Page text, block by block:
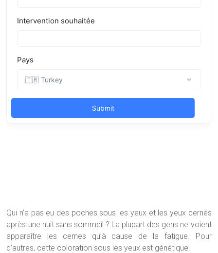
Qui n’a pas eu des poches sous les yeux et les yeux cernés
après une nuit sans sommeil ? La plupart des gens ne voient
apparaître les cernes qu’à cause de la fatigue. Pour
d’autres, cette coloration sous les yeux est génétique.